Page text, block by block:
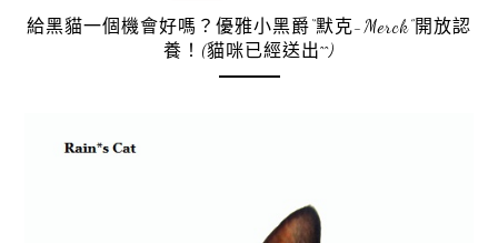
給黑貓一個機會好嗎？優雅小黑爵“默克-Merck”開放認
養！(貓咪已經送出^^)